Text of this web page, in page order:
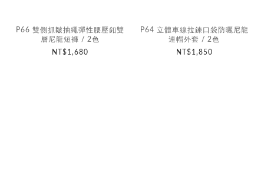
P66 雙側抓皺抽繩彈性腰壓釦雙
層尼龍短褲 / 2色
NT$1,680
P64 立體車線拉鍊口袋防曬尼龍
連帽外套 / 2色
NT$1,850